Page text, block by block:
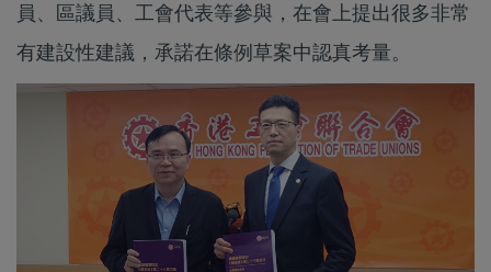
員、區議員、工會代表等參與，在會上提出很多非常
有建設性建議，承諾在條例草案中認真考量。